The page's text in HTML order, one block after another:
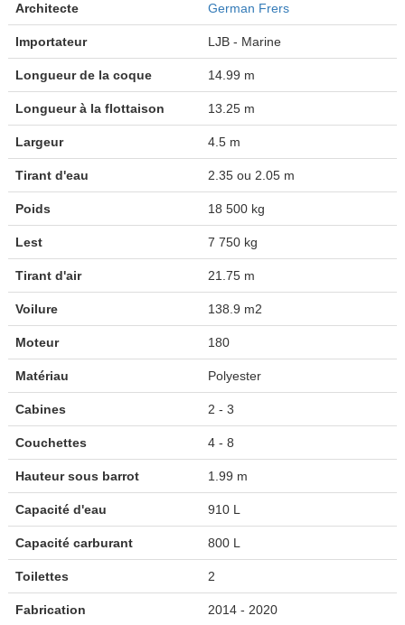
Architecte German Frers
Importateur LJB - Marine
Longueur de la coque 14.99 m
Longueur à la flottaison 13.25 m
Largeur 4.5 m
Tirant d'eau 2.35 ou 2.05 m
Poids 18 500 kg
Lest 7 750 kg
Tirant d'air 21.75 m
Voilure 138.9 m2
Moteur 180
Matériau Polyester
Cabines 2 - 3
Couchettes 4 - 8
Hauteur sous barrot 1.99 m
Capacité d'eau 910 L
Capacité carburant 800 L
Toilettes 2
Fabrication 2014 - 2020